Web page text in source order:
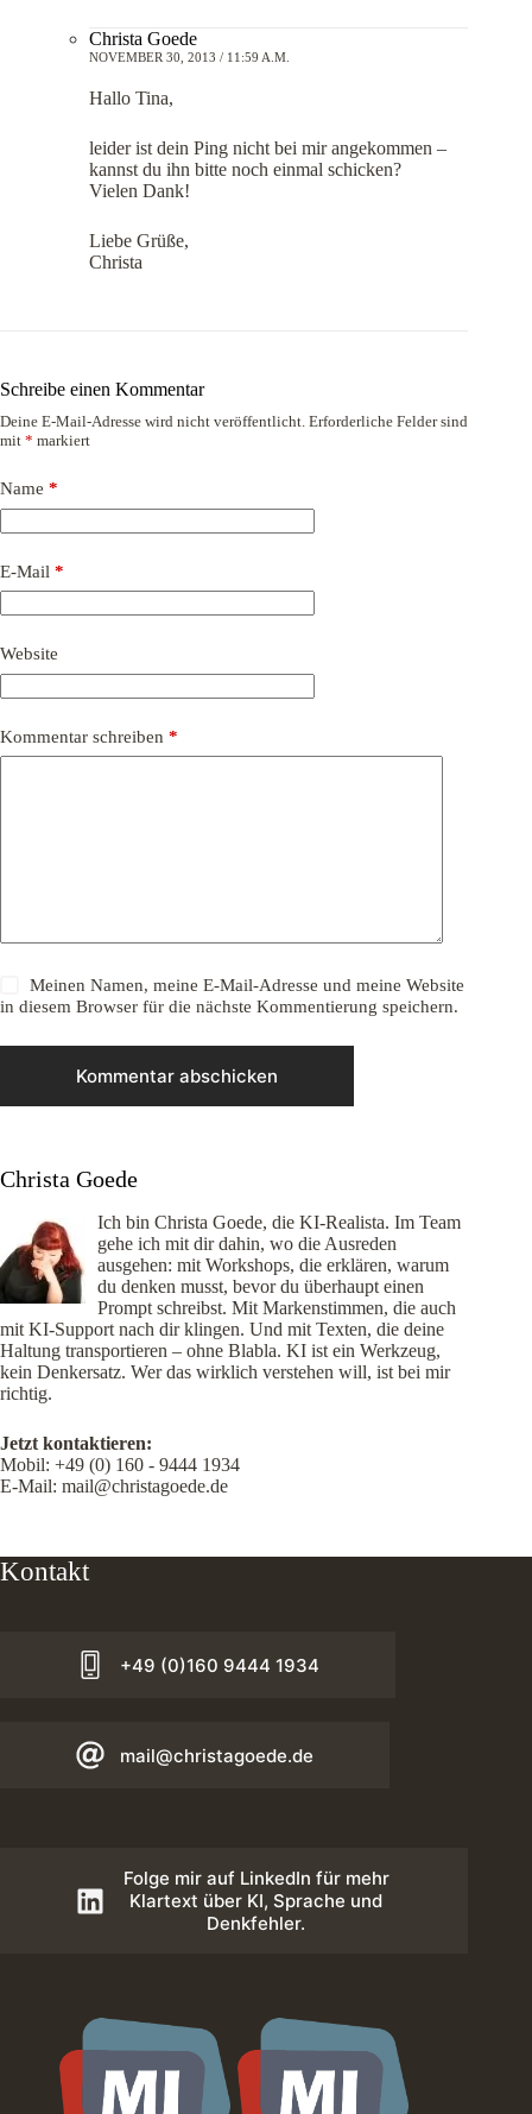
Christa Goede
NOVEMBER 30, 2013 / 11:59 A.M.
Hallo Tina,
leider ist dein Ping nicht bei mir angekommen –
kannst du ihn bitte noch einmal schicken?
Vielen Dank!
Liebe Grüße,
Christa
Schreibe einen Kommentar
Deine E-Mail-Adresse wird nicht veröffentlicht. Erforderliche Felder sind
mit * markiert
Name *
E-Mail *
Website
Kommentar schreiben *
Meinen Namen, meine E-Mail-Adresse und meine Website
in diesem Browser für die nächste Kommentierung speichern.
Kommentar abschicken
Christa Goede
Ich bin Christa Goede, die KI-Realista. Im Team
gehe ich mit dir dahin, wo die Ausreden
ausgehen: mit Workshops, die erklären, warum
du denken musst, bevor du überhaupt einen
Prompt schreibst. Mit Markenstimmen, die auch
mit KI-Support nach dir klingen. Und mit Texten, die deine
Haltung transportieren – ohne Blabla. KI ist ein Werkzeug,
kein Denkersatz. Wer das wirklich verstehen will, ist bei mir
richtig.
Jetzt kontaktieren:
Mobil: +49 (0) 160 - 9444 1934
E-Mail: mail@christagoede.de
Kontakt
+49 (0)160 9444 1934
mail@christagoede.de
Folge mir auf LinkedIn für mehr
Klartext über KI, Sprache und
Denkfehler.